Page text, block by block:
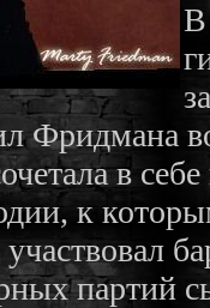
В
Фридмана
в
к
участвовал
партий